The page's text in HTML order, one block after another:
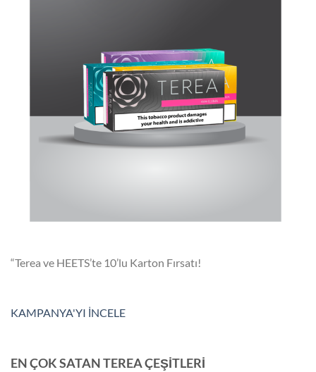
“Terea ve HEETS’te 10’lu Karton Fırsatı!
KAMPANYA'YI İNCELE
EN ÇOK SATAN TEREA ÇEŞİTLERİ